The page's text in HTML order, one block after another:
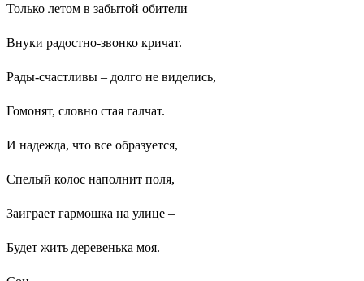
Только летом в забытой обители
Внуки радостно-звонко кричат.
Рады-счастливы – долго не виделись,
Гомонят, словно стая галчат.
И надежда, что все образуется,
Спелый колос наполнит поля,
Заиграет гармошка на улице –
Будет жить деревенька моя.